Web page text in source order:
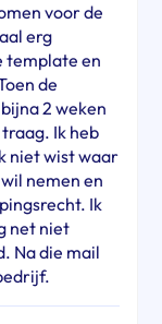
voor de
erg
template en
de
2 weken
Ik heb
niet wist waar
nemen en
Ik
net niet
Na die mail